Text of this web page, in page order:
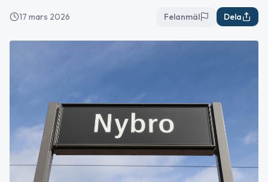
17 mars 2026 Felanmäl Dela